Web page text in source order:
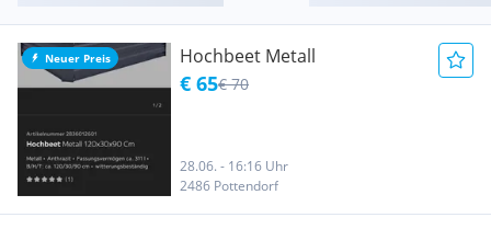
Neuer Preis Hochbeet Metall
€ 65€ 70
28.06. - 16:16 Uhr
2486 Pottendorf